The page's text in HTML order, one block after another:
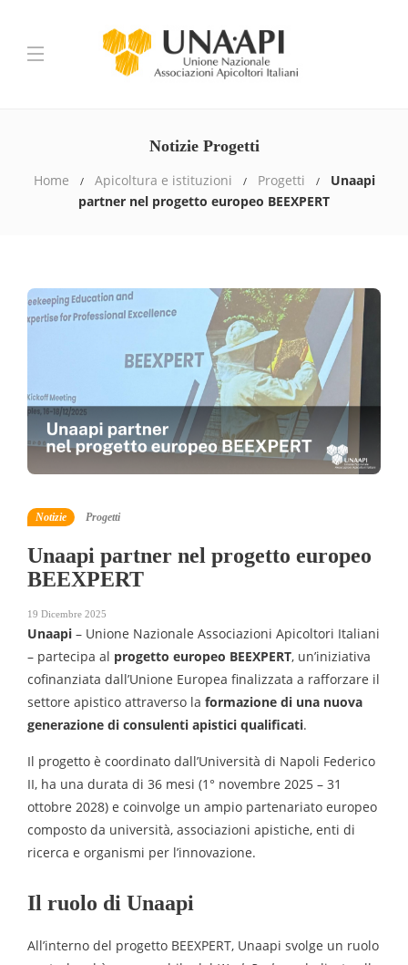
Notizie Progetti
Home Apicoltura e istituzioni Progetti
Unaapi
partner nel progetto europeo BEEXPERT
Notizie Progetti
Unaapi partner nel progetto europeo
BEEXPERT
19 Dicembre 2025
Unaapi – Unione Nazionale Associazioni Apicoltori Italiani
– partecipa al progetto europeo BEEXPERT, un’iniziativa
cofinanziata dall’Unione Europea finalizzata a rafforzare il
settore apistico attraverso la formazione di una nuova
generazione di consulenti apistici qualificati.
Il progetto è coordinato dall’Università di Napoli Federico
II, ha una durata di 36 mesi (1° novembre 2025 – 31
ottobre 2028) e coinvolge un ampio partenariato europeo
composto da università, associazioni apistiche, enti di
ricerca e organismi per l’innovazione.
Il ruolo di Unaapi
All’interno del progetto BEEXPERT, Unaapi svolge un ruolo